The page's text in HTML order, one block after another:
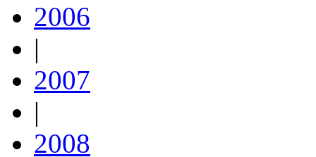
2006
|
2007
|
2008